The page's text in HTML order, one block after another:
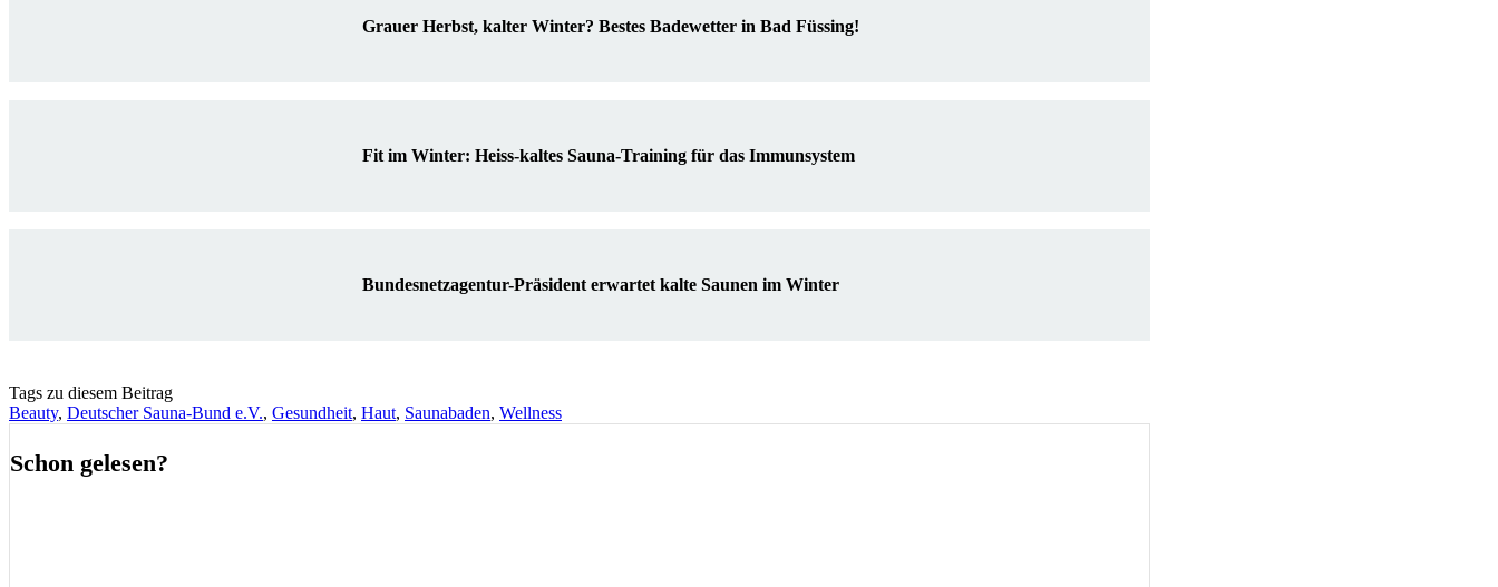
Grauer Herbst, kalter Winter? Bestes Badewetter in Bad Füssing!
Fit im Winter: Heiss-kaltes Sauna-Training für das Immunsystem
Bundesnetzagentur-Präsident erwartet kalte Saunen im Winter
Tags zu diesem Beitrag
Beauty, Deutscher Sauna-Bund e.V., Gesundheit, Haut, Saunabaden, Wellness
Schon gelesen?